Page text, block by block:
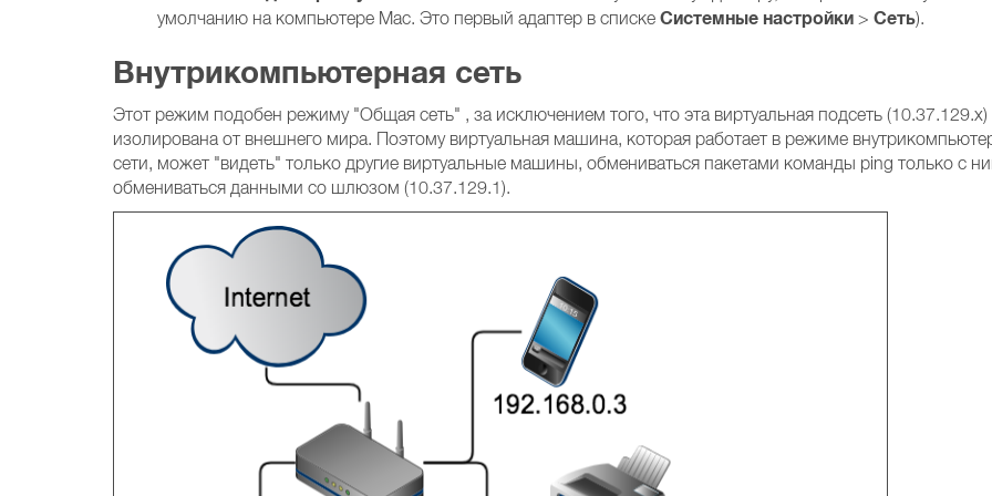
умолчанию на компьютере Mac. Это первый адаптер в списке Системные настройки > Сеть).
Внутрикомпьютерная сеть
Этот режим подобен режиму "Общая сеть" , за исключением того, что эта виртуальная подсеть (10.37.129.x)
изолирована от внешнего мира. Поэтому виртуальная машина, которая работает в режиме
сети, может "видеть" только другие виртуальные машины, обмениваться пакетами команды ping только с
обмениваться данными со шлюзом (10.37.129.1).